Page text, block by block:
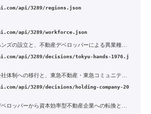
api/3289/regions.json
api/3289/workforce.json
1976年 東急ハンズの設立と、不動産デベロッパーによる異業種小売への参入
api/3289/decisions/tokyu-hands-1976.j
api/3289/decisions/holding-company-20